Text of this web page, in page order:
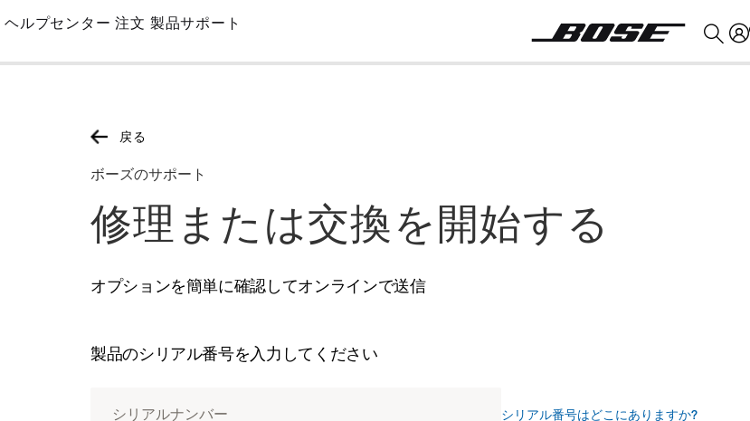
Skip
Main
ヘルプセンター 注文 製品サポート
戻る
ボーズのサポート
修理または交換を開始する
オプションを簡単に確認してオンラインで送信
製品のシリアル番号を入力してください
シリアル番号はどこにありますか?